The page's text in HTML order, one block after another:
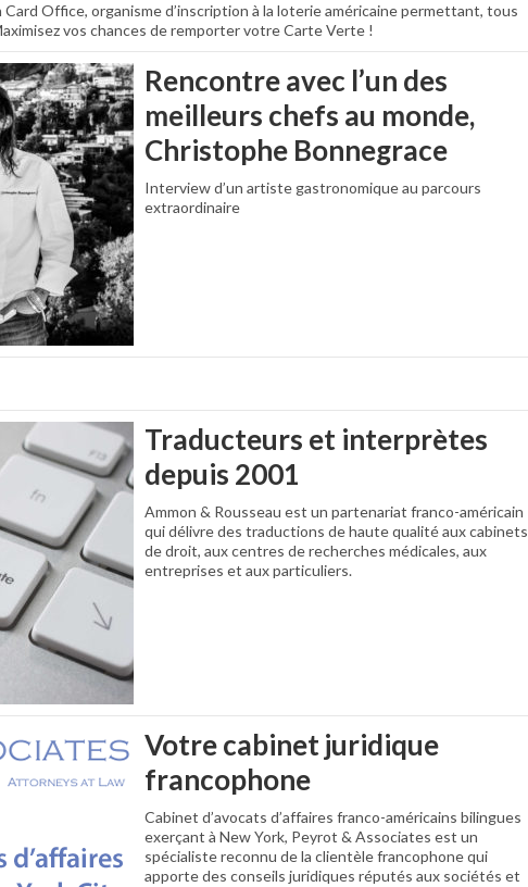
Office, organisme d’inscription à la loterie américaine permettant, tous
vos chances de remporter votre Carte Verte !
Rencontre avec l’un des
meilleurs chefs au monde,
Christophe Bonnegrace
Interview d’un artiste gastronomique au parcours
extraordinaire
Traducteurs et interprètes
depuis 2001
Ammon & Rousseau est un partenariat franco-américain
qui délivre des traductions de haute qualité aux cabinets
de droit, aux centres de recherches médicales, aux
entreprises et aux particuliers.
Votre cabinet juridique
francophone
Cabinet d’avocats d’affaires franco-américains bilingues
exerçant à New York, Peyrot & Associates est un
spécialiste reconnu de la clientèle francophone qui
apporte des conseils juridiques réputés aux sociétés et